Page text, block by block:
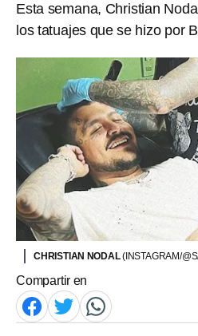
Esta semana, Christian
los tatuajes que se hizo por
CHRISTIAN NODAL(INSTAGRAM/
Compartir en